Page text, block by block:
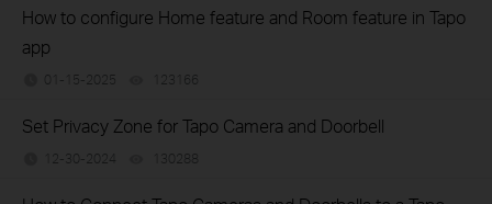
How to configure Home feature and Room feature in Tapo
app
01-15-2025 123166
Set Privacy Zone for Tapo Camera and Doorbell
12-30-2024 130288